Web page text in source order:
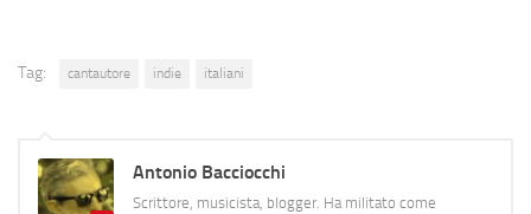
Tag: cantautore indie italiani
Antonio Bacciocchi
Scrittore, musicista, blogger. Ha militato come